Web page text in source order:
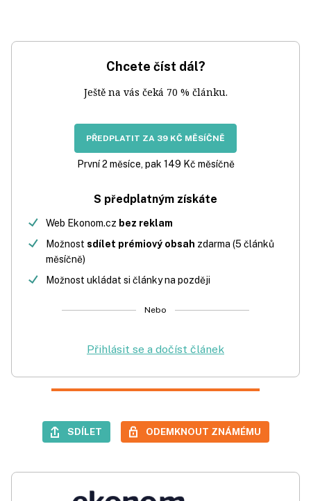
Chcete číst dál?
Ještě na vás čeká 70 % článku.
PŘEDPLATIT ZA 39 KČ MĚSÍČNĚ
První 2 měsíce, pak 149 Kč měsíčně
S předplatným získáte
Web Ekonom.cz bez reklam
Možnost sdílet prémiový obsah zdarma (5 článků
měsíčně)
Možnost ukládat si články na později
Nebo
Přihlásit se a dočíst článek
SDÍLET ODEMKNOUT ZNÁMÉMU